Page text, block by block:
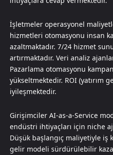
İşletmeler operasyonel
hizmetleri otomasyonu insan
azaltmaktadır. 7/24 hizmet
artırmaktadır. Veri analiz
Pazarlama otomasyonu
yükseltmektedir. ROI (yatırım
iyileşmektedir.
Girişimciler AI-as-a-Service
endüstri ihtiyaçları için niche
Düşük başlangıç maliyetiyle
gelir modeli sürdürülebilir